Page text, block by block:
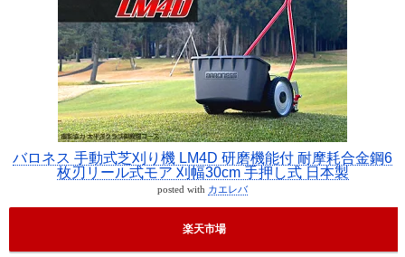
バロネス 手動式芝刈り機 LM4D 研磨機能付 耐摩耗合金鋼6
枚刃リール式モア 刈幅30cm 手押し式 日本製
posted with カエレバ
楽天市場